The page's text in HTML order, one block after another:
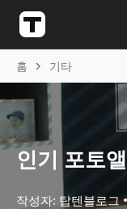
홈 기타
인기 포토
작성자: 탑텐블로그